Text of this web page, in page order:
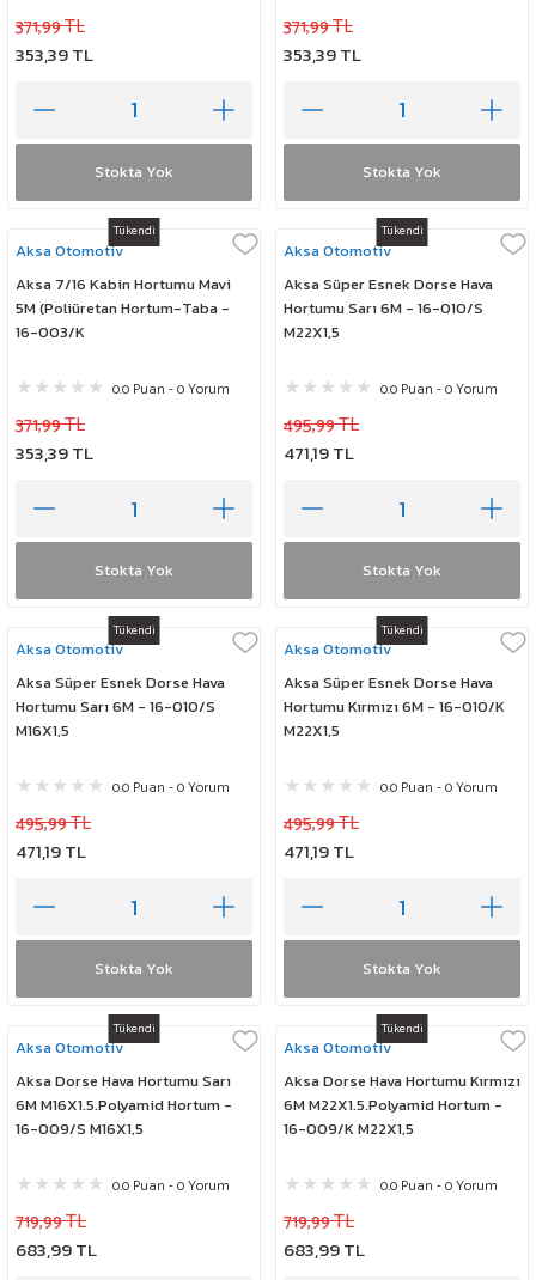
371,99 TL
353,39 TL
Stokta Yok
371,99 TL
353,39 TL
Stokta Yok
Tükendi
Aksa Otomotiv
Aksa 7/16 Kabin Hortumu Mavi
5M (Poliüretan Hortum-Taba -
16-003/K
0.0 Puan - 0 Yorum
371,99 TL
353,39 TL
Stokta Yok
Tükendi
Aksa Otomotiv
Aksa Süper Esnek Dorse Hava
Hortumu Sarı 6M - 16-010/S
M22X1,5
0.0 Puan - 0 Yorum
495,99 TL
471,19 TL
Stokta Yok
Tükendi
Aksa Otomotiv
Aksa Süper Esnek Dorse Hava
Hortumu Sarı 6M - 16-010/S
M16X1,5
0.0 Puan - 0 Yorum
495,99 TL
471,19 TL
Stokta Yok
Tükendi
Aksa Otomotiv
Aksa Süper Esnek Dorse Hava
Hortumu Kırmızı 6M - 16-010/K
M22X1,5
0.0 Puan - 0 Yorum
495,99 TL
471,19 TL
Stokta Yok
Tükendi
Aksa Otomotiv
Aksa Dorse Hava Hortumu Sarı
6M M16X1.5.Polyamid Hortum -
16-009/S M16X1,5
0.0 Puan - 0 Yorum
719,99 TL
683,99 TL
Tükendi
Aksa Otomotiv
Aksa Dorse Hava Hortumu Kırmızı
6M M22X1.5.Polyamid Hortum -
16-009/K M22X1,5
0.0 Puan - 0 Yorum
719,99 TL
683,99 TL